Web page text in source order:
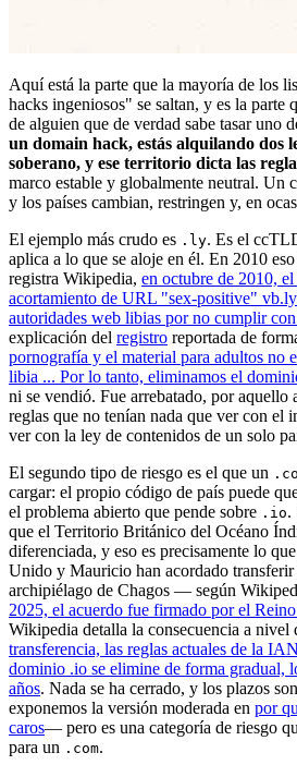
Aquí está la parte que la mayoría de los
hacks ingeniosos" se saltan, y es la parte
de alguien que de verdad sabe tasar uno
un domain hack, estás alquilando dos
soberano, y ese territorio dicta las
marco estable y globalmente neutral. Un
y los países cambian, restringen y, en
El ejemplo más crudo es .ly. Es el
aplica a lo que se aloje en él. En 2010
registra Wikipedia, en octubre de 2010,
acortamiento de URL "sex-positive"
autoridades web libias por no cumplir
explicación del registro reportada de
pornografía y el material para adultos no
libia ... Por lo tanto, eliminamos el
ni se vendió. Fue arrebatado, por aquello
reglas que no tenían nada que ver con el
ver con la ley de contenidos de un solo
El segundo tipo de riesgo es el que un
cargar: el propio código de país puede
el problema abierto que pende sobre .io.
que el Territorio Británico del Océano
diferenciada, y eso es precisamente lo
Unido y Mauricio han acordado transferir
archipiélago de Chagos — según
2025, el acuerdo fue firmado por el
Wikipedia detalla la consecuencia a nivel
transferencia, las reglas actuales de la
dominio .io se elimine de forma gradual,
años. Nada se ha cerrado, y los plazos
exponemos la versión moderada en por
caros— pero es una categoría de riesgo
para un .com.